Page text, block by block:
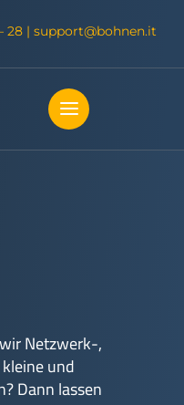
28 | support@bohnen.it
Netzwerk-,
und
Dann lassen